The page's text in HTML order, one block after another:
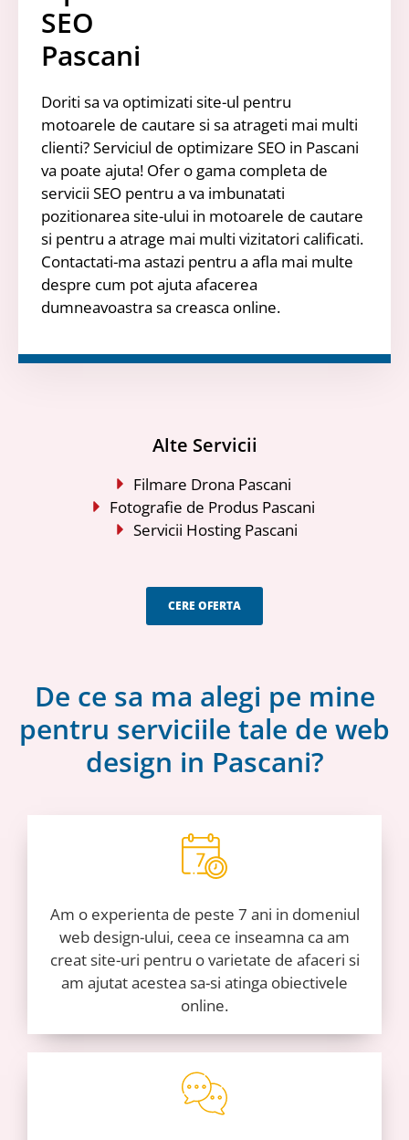
SEO
Pascani
Doriti sa va optimizati site-ul pentru
motoarele de cautare si sa atrageti mai multi
clienti? Serviciul de optimizare SEO in Pascani
va poate ajuta! Ofer o gama completa de
servicii SEO pentru a va imbunatati
pozitionarea site-ului in motoarele de cautare
si pentru a atrage mai multi vizitatori calificati.
Contactati-ma astazi pentru a afla mai multe
despre cum pot ajuta afacerea
dumneavoastra sa creasca online.
Alte Servicii
Filmare Drona Pascani
Fotografie de Produs Pascani
Servicii Hosting Pascani
CERE OFERTA
De ce sa ma alegi pe mine
pentru serviciile tale de web
design in Pascani?
Am o experienta de peste 7 ani in domeniul
web design-ului, ceea ce inseamna ca am
creat site-uri pentru o varietate de afaceri si
am ajutat acestea sa-si atinga obiectivele
online.